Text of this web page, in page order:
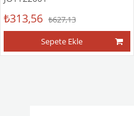
₺313,56 ₺627,13
Sepete Ekle